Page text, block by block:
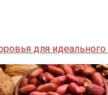
для идеального